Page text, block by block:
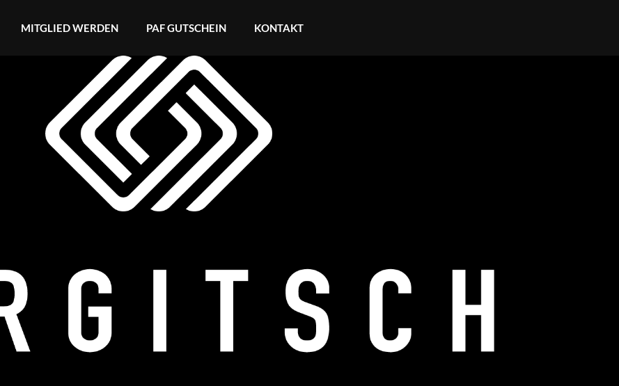
MITGLIED WERDEN PAF GUTSCHEIN KONTAKT